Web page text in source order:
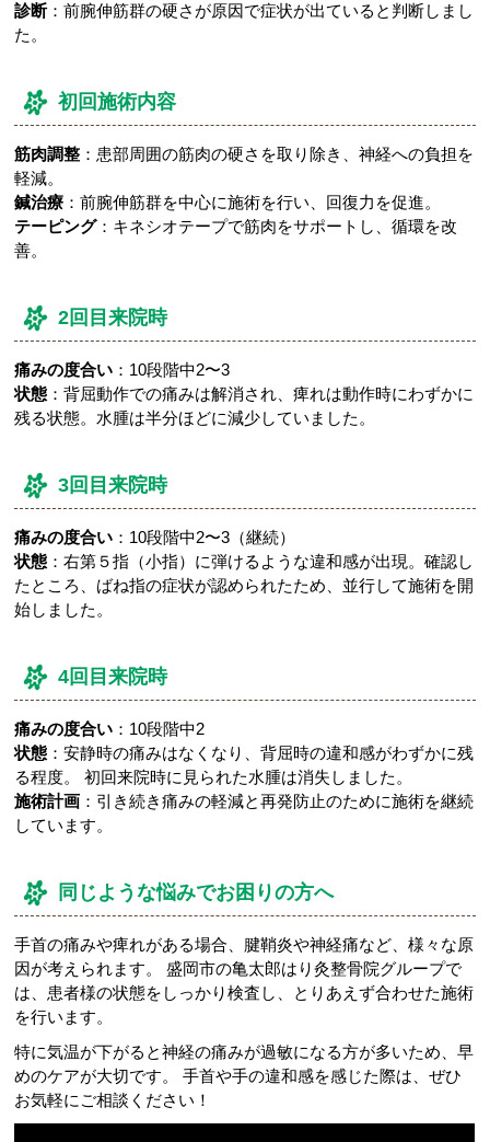
診断：前腕伸筋群の硬さが原因で症状が出ていると判断しまし
た。
初回施術内容
筋肉調整 ：患部周囲の筋肉の硬さを取り除き、神経への負担を
軽減。
鍼治療 ：前腕伸筋群を中心に施術を行い、回復力を促進。
テーピング：キネシオテープで筋肉をサポートし、循環を改
善。
2回目来院時
痛みの度合い ：10段階中2〜3
状態 ：背屈動作での痛みは解消され、痺れは動作時にわずかに
残る状態。水腫は半分ほどに減少していました。
3回目来院時
痛みの度合い ：10段階中2〜3（継続）
状態 ：右第５指（小指）に弾けるような違和感が出現。確認し
たところ、ばね指の症状が認められたため、並行して施術を開
始しました。
4回目来院時
痛みの度合い ：10段階中2
状態 ：安静時の痛みはなくなり、背屈時の違和感がわずかに残
る程度。 初回来院時に見られた水腫は消失しました。
施術計画 ：引き続き痛みの軽減と再発防止のために施術を継続
しています。
同じような悩みでお困りの方へ
手首の痛みや痺れがある場合、腱鞘炎や神経痛など、様々な原
因が考えられます。 盛岡市の亀太郎はり灸整骨院グループで
は、患者様の状態をしっかり検査し、とりあえず合わせた施術
を行います。
特に気温が下がると神経の痛みが過敏になる方が多いため、早
めのケアが大切です。 手首や手の違和感を感じた際は、ぜひ
お気軽にご相談ください！